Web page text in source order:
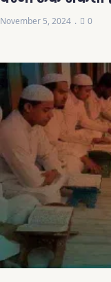
November 5, 2024 0